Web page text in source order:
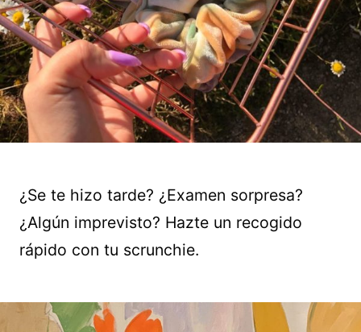
¿Se te hizo tarde? ¿Examen sorpresa?
¿Algún imprevisto? Hazte un recogido
rápido con tu scrunchie.